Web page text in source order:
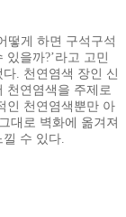
떻게 하면 구석구석
을까?’라고 고민
. 천연염색 장인 신
천연염색을 주제로
인 천연염색뿐만 아
대로 벽화에 옮겨져
수 있다.